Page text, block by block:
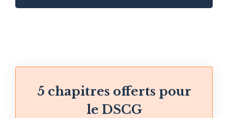
5 chapitres offerts pour
le DSCG